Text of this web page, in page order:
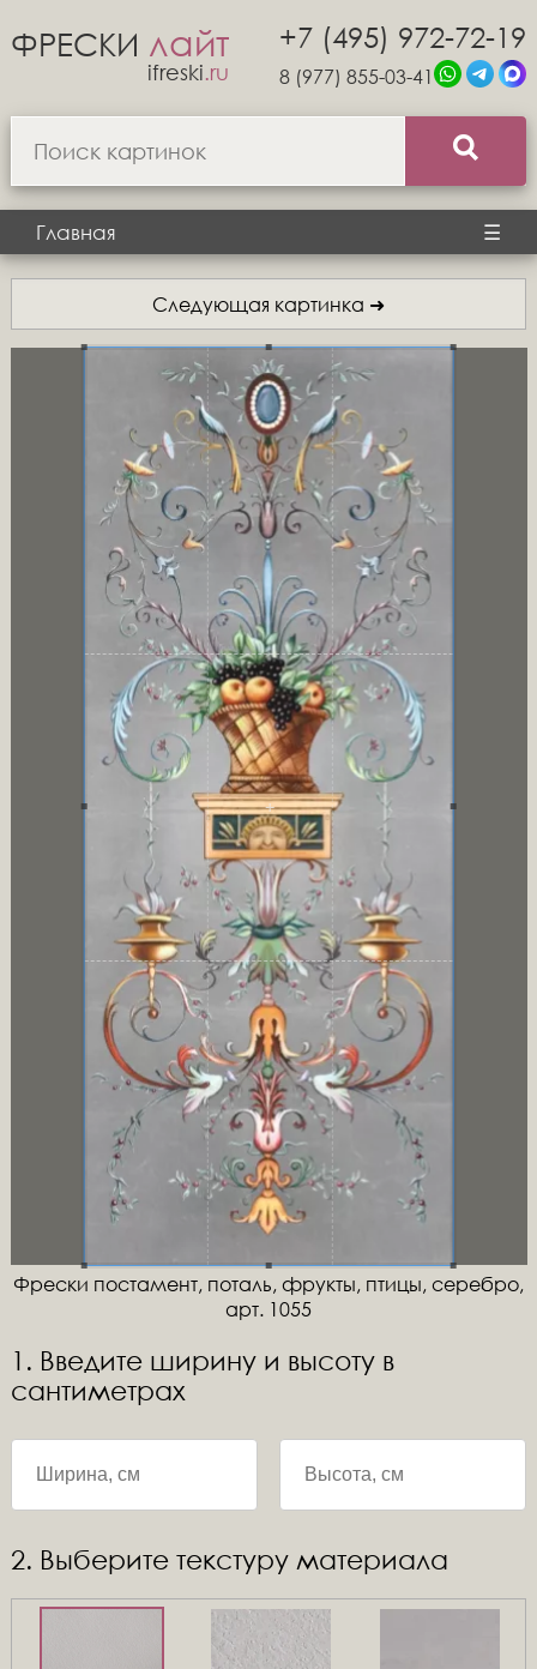
ФРЕСКИ лайт
ifreski.ru
+7 (495) 972-72-19
8 (977) 855-03-41
Главная ☰
Следующая картинка ➜
Фрески постамент, поталь, фрукты, птицы, серебро,
арт. 1055
1. Введите ширину и высоту в
сантиметрах
2. Выберите текстуру материала